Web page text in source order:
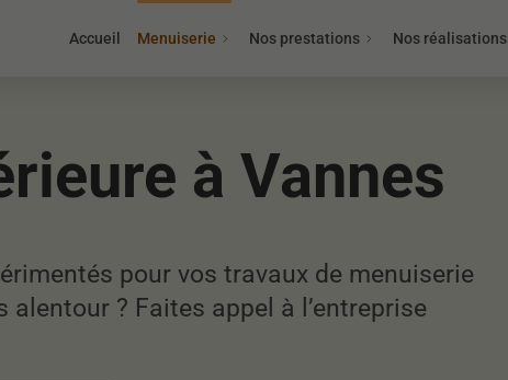
Accueil Menuiserie Nos prestations Nos réalisations
à Vannes
pour vos travaux de menuiserie
? Faites appel à l’entreprise